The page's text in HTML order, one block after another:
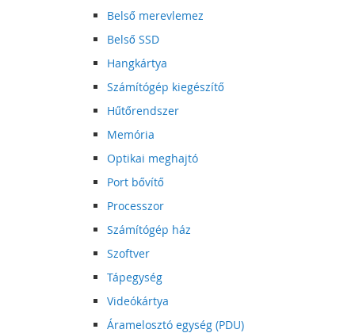
Belső merevlemez
Belső SSD
Hangkártya
Számítógép kiegészítő
Hűtőrendszer
Memória
Optikai meghajtó
Port bővítő
Processzor
Számítógép ház
Szoftver
Tápegység
Videókártya
Áramelosztó egység (PDU)